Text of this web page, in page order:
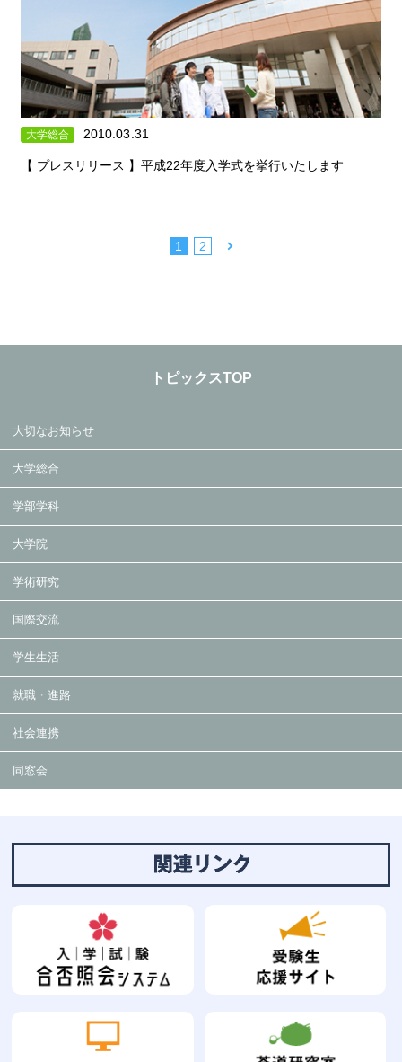
大学総合 2010.03.31
【 プレスリリース 】平成22年度入学式を挙行いたします
1 2
トピックスTOP
大切なお知らせ
大学総合
学部学科
大学院
学術研究
国際交流
学生生活
就職・進路
社会連携
同窓会